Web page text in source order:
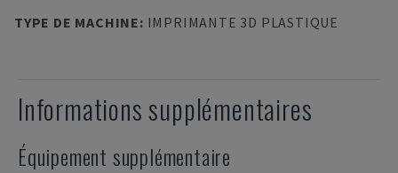
TYPE DE MACHINE: IMPRIMANTE 3D PLASTIQUE
Informations supplémentaires
Équipement supplémentaire